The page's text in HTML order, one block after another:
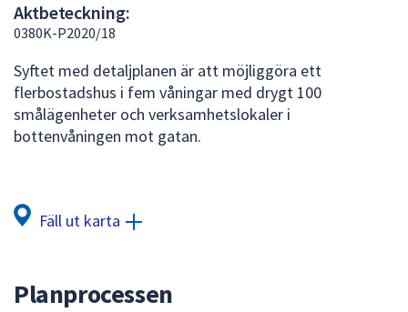
under
fältet.
Använd
Aktbeteckning:
0380K-P2020/18
Syftet med detaljplanen är att möjliggöra ett
flerbostadshus i fem våningar med drygt 100
smålägenheter och verksamhetslokaler i
bottenvåningen mot gatan.
Fäll ut karta
Planprocessen